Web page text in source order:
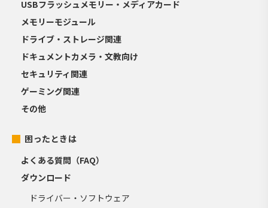
USBフラッシュメモリー・メディアカード
メモリーモジュール
ドライブ・ストレージ関連
ドキュメントカメラ・文教向け
セキュリティ関連
ゲーミング関連
その他
困ったときは
よくある質問（FAQ）
ダウンロード
ドライバー・ソフトウェア